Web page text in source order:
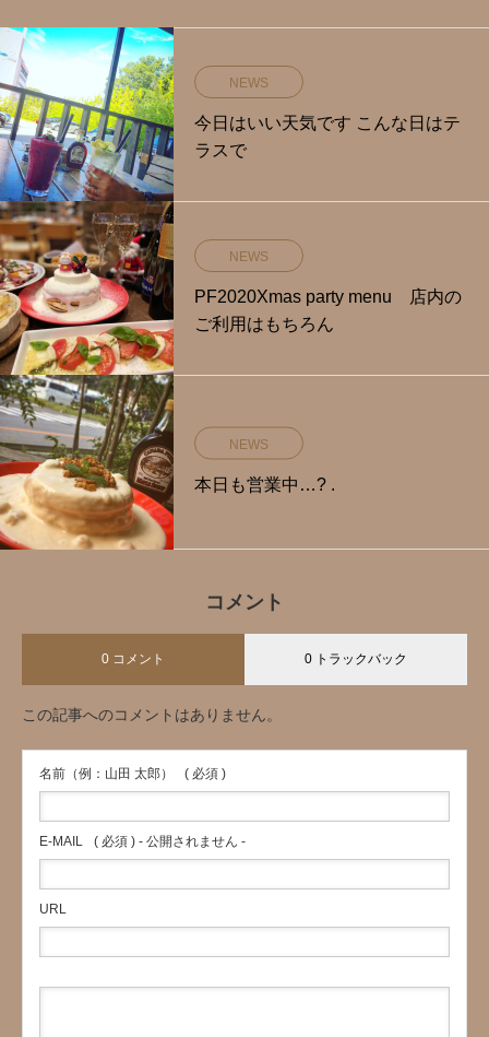
NEWS
今日はいい天気です️ こんな日はテ
ラスで
NEWS
PF2020Xmas party menu 店内の
ご利用はもちろん
NEWS
本日も営業中…? .
コメント
0 コメント 0 トラックバック
この記事へのコメントはありません。
名前（例：山田 太郎） ( 必須 )
E-MAIL ( 必須 ) - 公開されません -
URL